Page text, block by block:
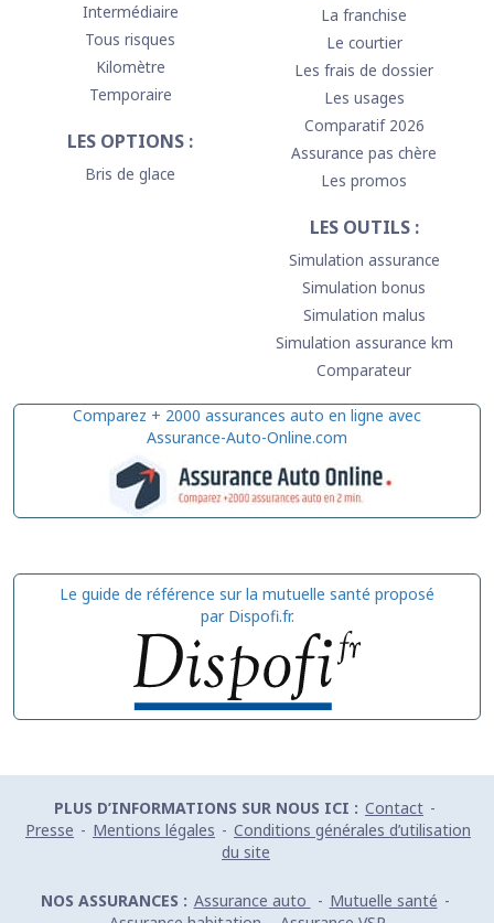
Intermédiaire
Tous risques
Kilomètre
Temporaire
LES OPTIONS :
Bris de glace
La franchise
Le courtier
Les frais de dossier
Les usages
Comparatif 2026
Assurance pas chère
Les promos
LES OUTILS :
Simulation assurance
Simulation bonus
Simulation malus
Simulation assurance km
Comparateur
Comparez + 2000 assurances auto en ligne avec
Assurance-Auto-Online.com
Le guide de référence sur la mutuelle santé proposé
par Dispofi.fr.
PLUS D’INFORMATIONS SUR NOUS ICI : Contact -
Presse - Mentions légales - Conditions générales d’utilisation
du site
NOS ASSURANCES : Assurance auto - Mutuelle santé -